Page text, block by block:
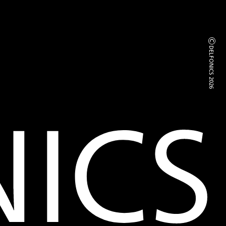
©
DELFONICS 2026